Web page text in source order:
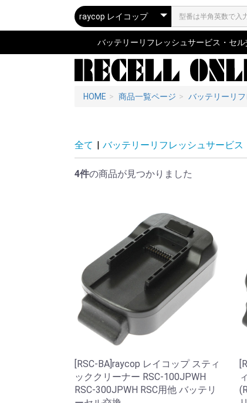
バッテリーリフレッシュサービス・セ
HOME 商品一覧ページ バッテリーリ
全て | バッテリーリフレッシュサービス
4件の商品が見つかりました
[RSC-BA]raycop レイコップ スティ
ッククリーナー RSC-100JPWH
RSC-300JPWH RSC用他 バッテリ